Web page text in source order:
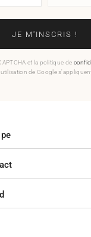
JE M'INSCRIS !
et la politique de
de Google